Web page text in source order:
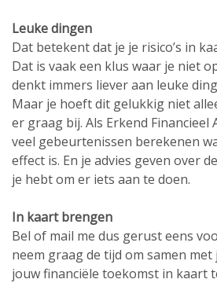
Leuke dingen
Dat betekent dat je je risico’s in
Dat is vaak een klus waar je niet
denkt immers liever aan leuke
Maar je hoeft dit gelukkig niet
er graag bij. Als Erkend Financieel
veel gebeurtenissen berekenen
effect is. En je advies geven over
je hebt om er iets aan te doen.
In kaart brengen
Bel of mail me dus gerust eens
neem graag de tijd om samen met
jouw financiële toekomst in kaart